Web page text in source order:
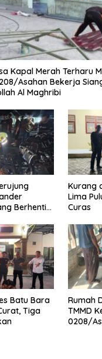
Kapal Merah Terharu
Asahan Bekerja
Al Maghribi
Berhenti
Kurang
Lima
Curas
Batu Bara
Tiga
Rumah
TMMD
0208/